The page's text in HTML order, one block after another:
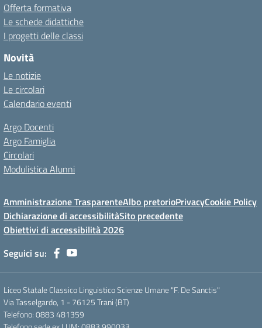
Offerta formativa
Le schede didattiche
I progetti delle classi
Novità
Le notizie
Le circolari
Calendario eventi
Argo Docenti
Argo Famiglia
Circolari
Modulistica Alunni
Amministrazione TrasparenteAlbo pretorioPrivacyCookie Policy
Dichiarazione di accessibilitàSito precedente
Obiettivi di accessibilità 2026
Seguici su:
Liceo Statale Classico Linguistico Scienze Umane "F. De Sanctis"
Via Tasselgardo, 1 - 76125 Trani (BT)
Telefono: 0883 481359